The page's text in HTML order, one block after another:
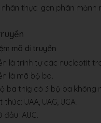
nhân thực: gen phân
mã di truyền
là trình tự các nucleotit
là mã bộ ba.
ba thig có 3 bộ ba không
UAA, UAG, UGA.
đầu: AUG.